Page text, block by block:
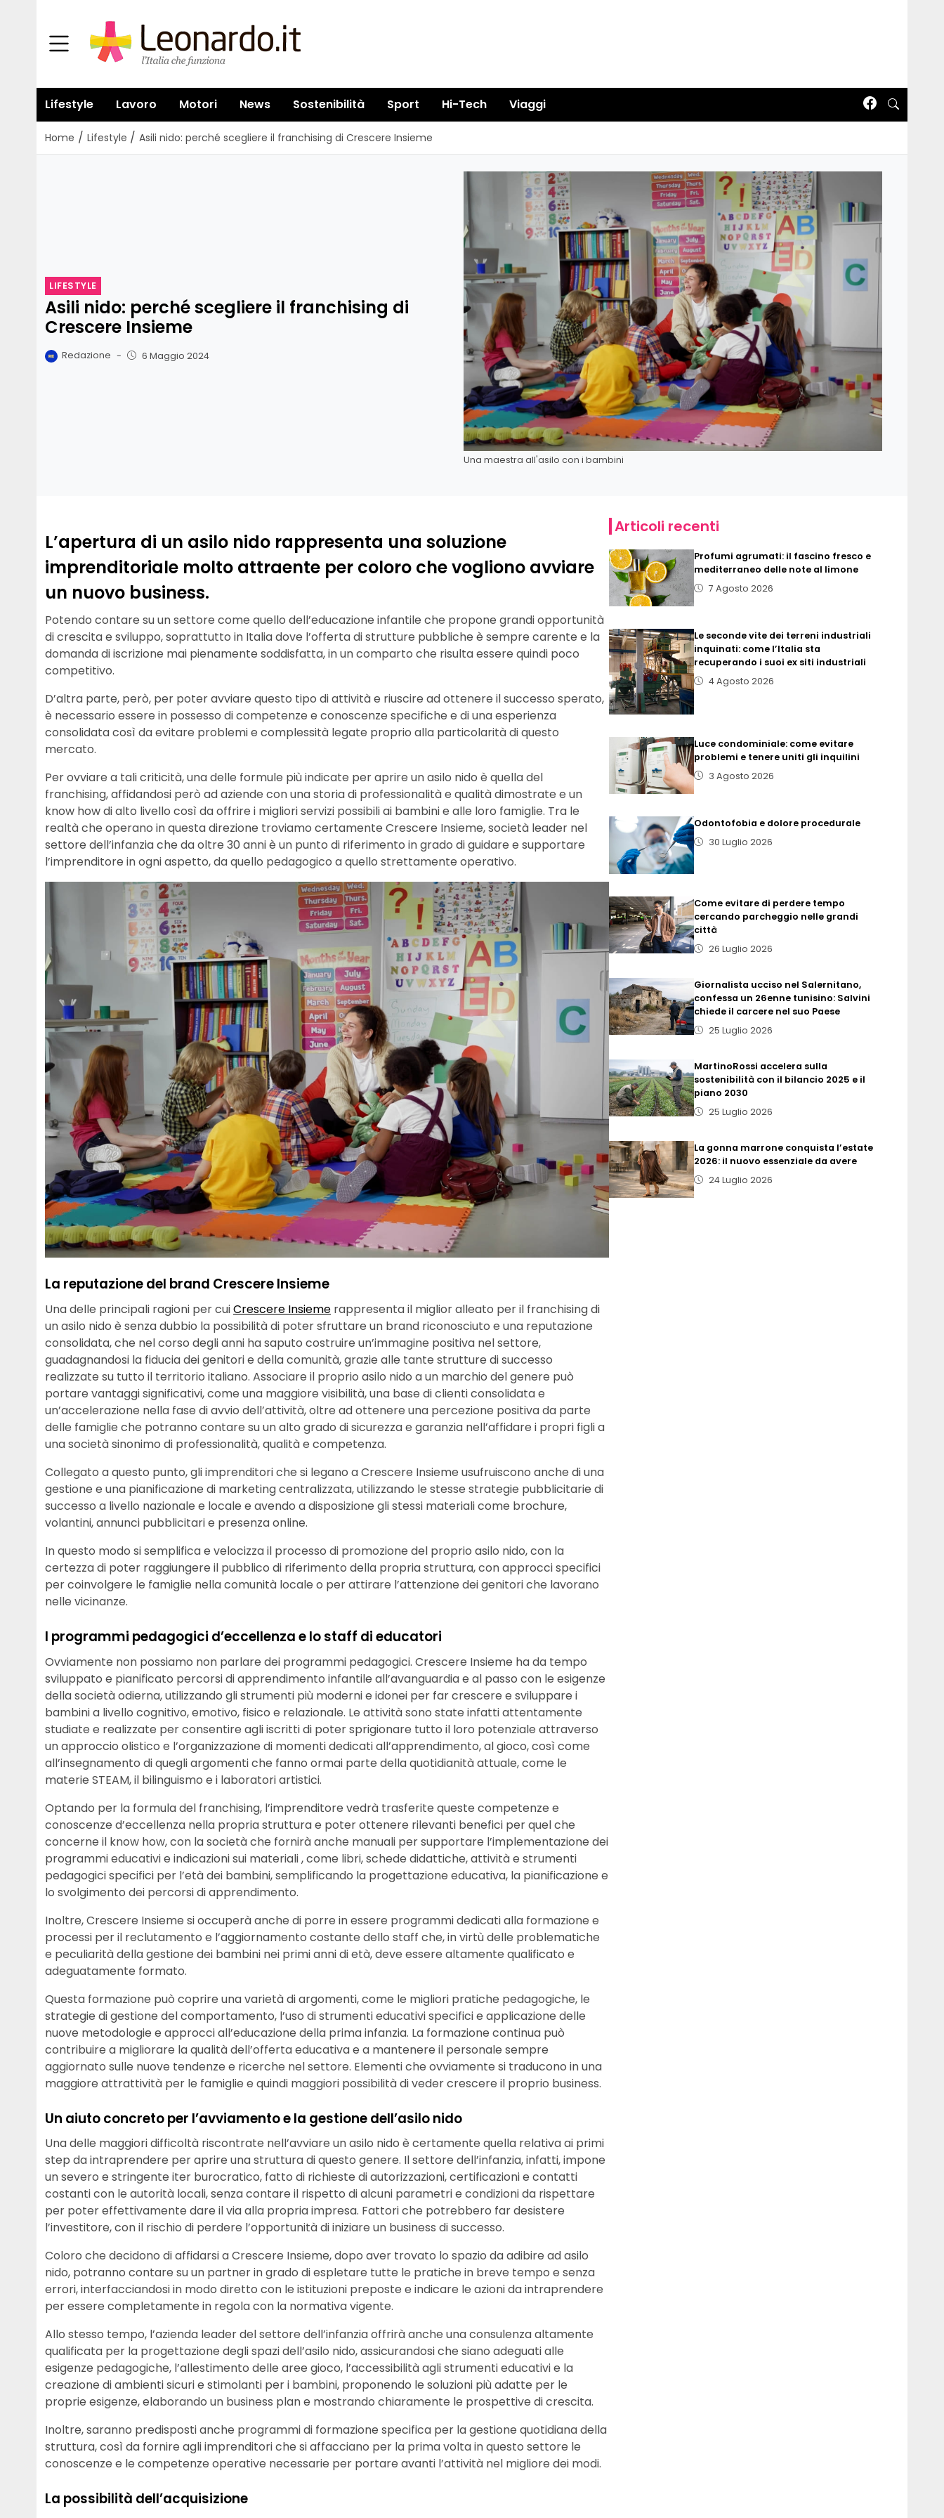
Lifestyle Lavoro Motori News Sostenibilità Sport Hi-Tech Viaggi
Home / Lifestyle / Asili nido: perché scegliere il franchising di Crescere Insieme
LIFESTYLE
Asili nido: perché scegliere il franchising di
Crescere Insieme
Redazione - 6 Maggio 2024
Una maestra all'asilo con i bambini
L’apertura di un asilo nido rappresenta una soluzione
imprenditoriale molto attraente per coloro che vogliono avviare
un nuovo business.
Potendo contare su un settore come quello dell’educazione infantile che propone grandi opportunità
di crescita e sviluppo, soprattutto in Italia dove l’offerta di strutture pubbliche è sempre carente e la
domanda di iscrizione mai pienamente soddisfatta, in un comparto che risulta essere quindi poco
competitivo.
D’altra parte, però, per poter avviare questo tipo di attività e riuscire ad ottenere il successo sperato,
è necessario essere in possesso di competenze e conoscenze specifiche e di una esperienza
consolidata così da evitare problemi e complessità legate proprio alla particolarità di questo
mercato.
Per ovviare a tali criticità, una delle formule più indicate per aprire un asilo nido è quella del
franchising, affidandosi però ad aziende con una storia di professionalità e qualità dimostrate e un
know how di alto livello così da offrire i migliori servizi possibili ai bambini e alle loro famiglie. Tra le
realtà che operano in questa direzione troviamo certamente Crescere Insieme, società leader nel
settore dell’infanzia che da oltre 30 anni è un punto di riferimento in grado di guidare e supportare
l’imprenditore in ogni aspetto, da quello pedagogico a quello strettamente operativo.
La reputazione del brand Crescere Insieme
Una delle principali ragioni per cuiCrescere Insieme rappresenta il miglior alleato per il franchising di
un asilo nido è senza dubbio la possibilità di poter sfruttare un brand riconosciuto e una reputazione
consolidata, che nel corso degli anni ha saputo costruire un’immagine positiva nel settore,
guadagnandosi la fiducia dei genitori e della comunità, grazie alle tante strutture di successo
realizzate su tutto il territorio italiano. Associare il proprio asilo nido a un marchio del genere può
portare vantaggi significativi, come una maggiore visibilità, una base di clienti consolidata e
un’accelerazione nella fase di avvio dell’attività, oltre ad ottenere una percezione positiva da parte
delle famiglie che potranno contare su un alto grado di sicurezza e garanzia nell’affidare i propri figli a
una società sinonimo di professionalità, qualità e competenza.
Collegato a questo punto, gli imprenditori che si legano a Crescere Insieme usufruiscono anche di una
gestione e una pianificazione di marketing centralizzata, utilizzando le stesse strategie pubblicitarie di
successo a livello nazionale e locale e avendo a disposizione gli stessi materiali come brochure,
volantini, annunci pubblicitari e presenza online.
In questo modo si semplifica e velocizza il processo di promozione del proprio asilo nido, con la
certezza di poter raggiungere il pubblico di riferimento della propria struttura, con approcci specifici
per coinvolgere le famiglie nella comunità locale o per attirare l’attenzione dei genitori che lavorano
nelle vicinanze.
I programmi pedagogici d’eccellenza e lo staff di educatori
Ovviamente non possiamo non parlare dei programmi pedagogici. Crescere Insieme ha da tempo
sviluppato e pianificato percorsi di apprendimento infantile all’avanguardia e al passo con le esigenze
della società odierna, utilizzando gli strumenti più moderni e idonei per far crescere e sviluppare i
bambini a livello cognitivo, emotivo, fisico e relazionale. Le attività sono state infatti attentamente
studiate e realizzate per consentire agli iscritti di poter sprigionare tutto il loro potenziale attraverso
un approccio olistico e l’organizzazione di momenti dedicati all’apprendimento, al gioco, così come
all’insegnamento di quegli argomenti che fanno ormai parte della quotidianità attuale, come le
materie STEAM, il bilinguismo e i laboratori artistici.
Optando per la formula del franchising, l’imprenditore vedrà trasferite queste competenze e
conoscenze d’eccellenza nella propria struttura e poter ottenere rilevanti benefici per quel che
concerne il know how, con la società che fornirà anche manuali per supportare l’implementazione dei
programmi educativi e indicazioni sui materiali , come libri, schede didattiche, attività e strumenti
pedagogici specifici per l’età dei bambini, semplificando la progettazione educativa, la pianificazione e
lo svolgimento dei percorsi di apprendimento.
Inoltre, Crescere Insieme si occuperà anche di porre in essere programmi dedicati alla formazione e
processi per il reclutamento e l’aggiornamento costante dello staff che, in virtù delle problematiche
e peculiarità della gestione dei bambini nei primi anni di età, deve essere altamente qualificato e
adeguatamente formato.
Questa formazione può coprire una varietà di argomenti, come le migliori pratiche pedagogiche, le
strategie di gestione del comportamento, l’uso di strumenti educativi specifici e applicazione delle
nuove metodologie e approcci all’educazione della prima infanzia. La formazione continua può
contribuire a migliorare la qualità dell’offerta educativa e a mantenere il personale sempre
aggiornato sulle nuove tendenze e ricerche nel settore. Elementi che ovviamente si traducono in una
maggiore attrattività per le famiglie e quindi maggiori possibilità di veder crescere il proprio business.
Un aiuto concreto per l’avviamento e la gestione dell’asilo nido
Una delle maggiori difficoltà riscontrate nell’avviare un asilo nido è certamente quella relativa ai primi
step da intraprendere per aprire una struttura di questo genere. Il settore dell’infanzia, infatti, impone
un severo e stringente iter burocratico, fatto di richieste di autorizzazioni, certificazioni e contatti
costanti con le autorità locali, senza contare il rispetto di alcuni parametri e condizioni da rispettare
per poter effettivamente dare il via alla propria impresa. Fattori che potrebbero far desistere
l’investitore, con il rischio di perdere l’opportunità di iniziare un business di successo.
Coloro che decidono di affidarsi a Crescere Insieme, dopo aver trovato lo spazio da adibire ad asilo
nido, potranno contare su un partner in grado di espletare tutte le pratiche in breve tempo e senza
errori, interfacciandosi in modo diretto con le istituzioni preposte e indicare le azioni da intraprendere
per essere completamente in regola con la normativa vigente.
Allo stesso tempo, l’azienda leader del settore dell’infanzia offrirà anche una consulenza altamente
qualificata per la progettazione degli spazi dell’asilo nido, assicurandosi che siano adeguati alle
esigenze pedagogiche, l’allestimento delle aree gioco, l’accessibilità agli strumenti educativi e la
creazione di ambienti sicuri e stimolanti per i bambini, proponendo le soluzioni più adatte per le
proprie esigenze, elaborando un business plan e mostrando chiaramente le prospettive di crescita.
Inoltre, saranno predisposti anche programmi di formazione specifica per la gestione quotidiana della
struttura, così da fornire agli imprenditori che si affacciano per la prima volta in questo settore le
conoscenze e le competenze operative necessarie per portare avanti l’attività nel migliore dei modi.
La possibilità dell’acquisizione
Articoli recenti
Profumi agrumati: il fascino fresco e
mediterraneo delle note al limone
7 Agosto 2026
Le seconde vite dei terreni industriali
inquinati: come l’Italia sta
recuperando i suoi ex siti industriali
4 Agosto 2026
Luce condominiale: come evitare
problemi e tenere uniti gli inquilini
3 Agosto 2026
Odontofobia e dolore procedurale
30 Luglio 2026
Come evitare di perdere tempo
cercando parcheggio nelle grandi
città
26 Luglio 2026
Giornalista ucciso nel Salernitano,
confessa un 26enne tunisino: Salvini
chiede il carcere nel suo Paese
25 Luglio 2026
MartinoRossi accelera sulla
sostenibilità con il bilancio 2025 e il
piano 2030
25 Luglio 2026
La gonna marrone conquista l’estate
2026: il nuovo essenziale da avere
24 Luglio 2026